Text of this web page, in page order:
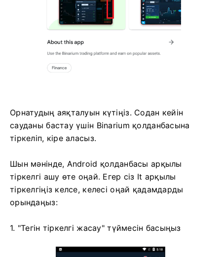
Орнатудың аяқталуын күтіңіз. Содан кейін
сауданы бастау үшін Binarium қолданбасына
тіркеліп, кіре аласыз.
Шын мәнінде, Android қолданбасы арқылы
тіркелгі ашу өте оңай. Егер сіз It арқылы
тіркелгіңіз келсе, келесі оңай қадамдарды
орындаңыз:
1. "Тегін тіркелгі жасау" түймесін басыңыз